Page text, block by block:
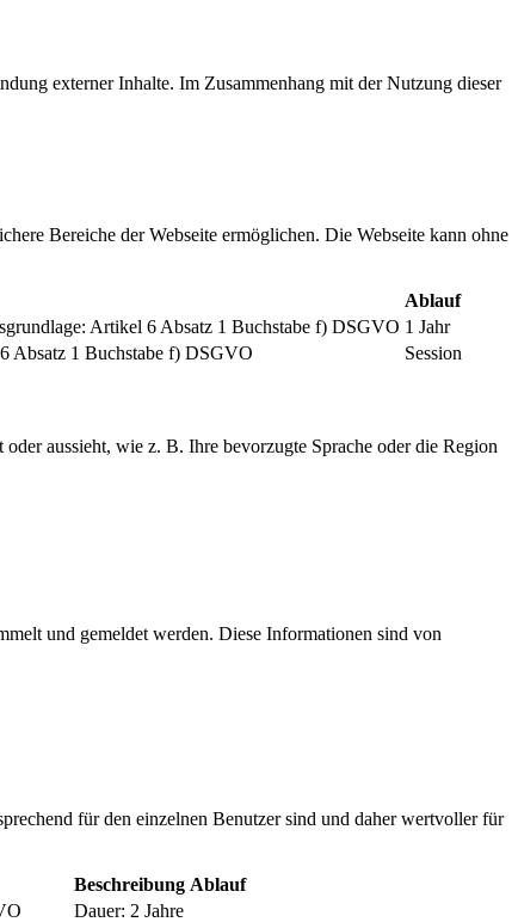
externer Inhalte. Im Zusammenhang mit der Nutzung dieser
Bereiche der Webseite ermöglichen. Die Webseite kann ohne
Ablauf
Artikel 6 Absatz 1 Buchstabe f) DSGVO 1 Jahr
Absatz 1 Buchstabe f) DSGVO Session
aussieht, wie z. B. Ihre bevorzugte Sprache oder die Region
und gemeldet werden. Diese Informationen sind von
für den einzelnen Benutzer sind und daher wertvoller für
Beschreibung Ablauf
Dauer: 2 Jahre